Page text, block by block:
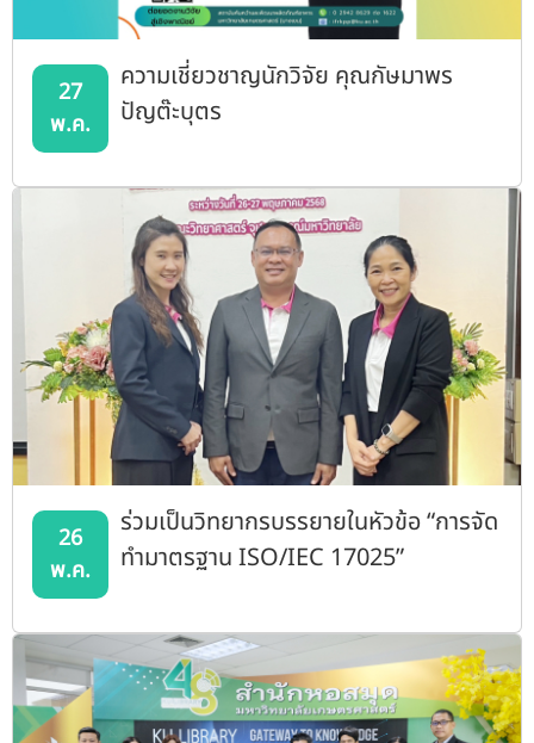
27
พ.ค.
ความเชี่ยวชาญนักวิจัย คุณกัษมาพร
ปัญต๊ะบุตร
26
พ.ค.
ร่วมเป็นวิทยากรบรรยายในหัวข้อ “การจัด
ทำมาตรฐาน ISO/IEC 17025”